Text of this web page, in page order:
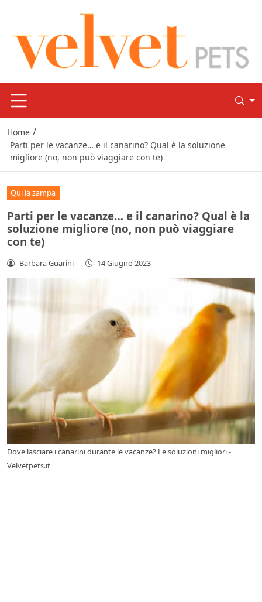
Home /
Parti per le vacanze… e il canarino? Qual è la soluzione
migliore (no, non può viaggiare con te)
Qui la zampa
Parti per le vacanze… e il canarino? Qual è la
soluzione migliore (no, non può viaggiare
con te)
Barbara Guarini - 14 Giugno 2023
Dove lasciare i canarini durante le vacanze? Le soluzioni migliori -
Velvetpets.it